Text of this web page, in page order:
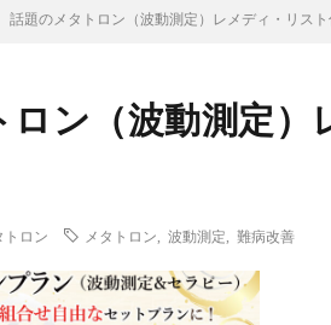
話題のメタトロン（波動測定）レメディ・リス
ン（波動測定）
トロン メタトロン 波動測定 難病改善